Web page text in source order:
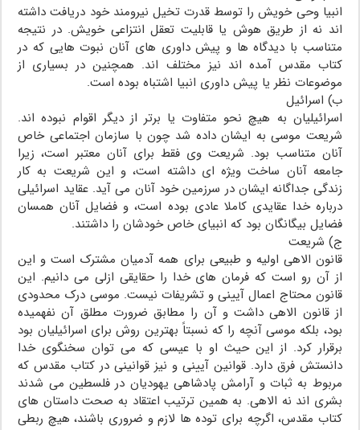
انبیا وحى خویش را توسط قدرت تخیل نیرومند خود دریافت داشته
اند نه از طریق هوش یا قابلیت تعقل انتزاعى خویش. در نتیجه
متناسب با دیدگاه ها و پیش داورى هاى آنان نبوت هایى که در
کتاب مقدس آمده اند نیز مختلف اند. همچنین در بسیارى از
موضوعات نظر یا پیش داورى انبیا اشتباه بوده است.
ب) اسرائیل
اسرائیلیان به هیچ نحو متفاوت یا برتر از دیگر اقوام نبوده اند.
شریعت موسى به ایشان داده شد چون با سازمان اجتماعى خاص
آنان متناسب بود. شریعت وى فقط براى آنان معتبر است، زیرا
جامعه آنان ساخت ویژه اى داشته است، و این شریعت به کار
زندگى جداگانه ایشان در سرزمین خود آنان مى آید. عقاید اسرائیلى
درباره خدا عقایدى کاملا عادى بوده است، و فضایل آنان همسان
فضایل بیگانگان بود که انبیاى خاص خودشان را داشتند.
ج) شریعت
قانون الاهى اولیه و طبیعى براى همه آدمیان مشترک است و این
از آن رو است که فرمان هاى خدا را حقایقى ازلى مى دانیم. این
قانون محتاج اعمال آیینى و تشریفات نیست. موسى درک محدودى
از قانون الاهى داشت و آن را مطابق ضرورت مطلق آن نفهمیده
بود، بلکه موسى آنچه را که نسبتاً بهترین روش براى اسرائیلیان بود
برقرار کرد. از این حیث او با عیسى که مى توان سخنگوى خدا
دانستش فرق دارد. قوانین آیینى و نیز قوانینى در کتاب مقدس که
مربوط به ثبات و آرامش پادشاهى یهودیان در فلسطین مى شدند
بشرى اند نه الاهى. به همین ترتیب اعتقاد به صحت داستان هاى
کتاب مقدس، اگرچه براى توده ها لازم و ضرورى باشند، هیچ ربطى